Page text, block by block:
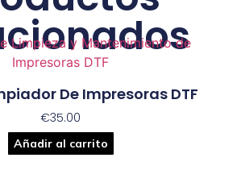
De Impresoras DTF
€35.00
Añadir al carrito